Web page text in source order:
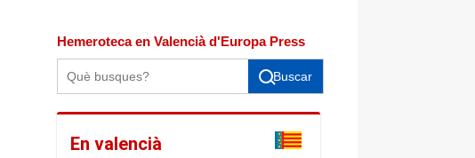
Hemeroteca en Valencià d'Europa Press
Buscar
En valencià